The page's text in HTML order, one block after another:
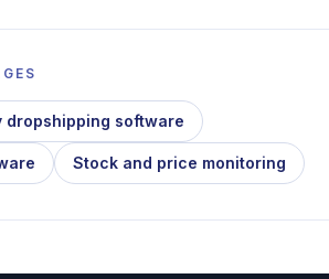
dropshipping software
Stock and price monitoring